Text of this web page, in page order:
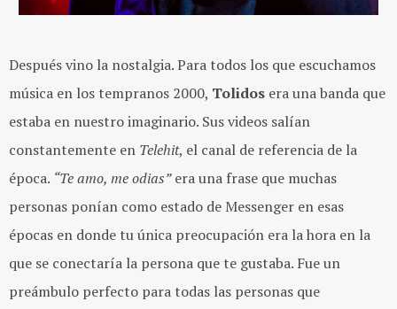
Después vino la nostalgia. Para todos los que escuchamos
música en los tempranos 2000, Tolidos era una banda que
estaba en nuestro imaginario. Sus videos salían
constantemente en Telehit, el canal de referencia de la
época. “Te amo, me odias”era una frase que muchas
personas ponían como estado de Messenger en esas
épocas en donde tu única preocupación era la hora en la
que se conectaría la persona que te gustaba. Fue un
preámbulo perfecto para todas las personas que